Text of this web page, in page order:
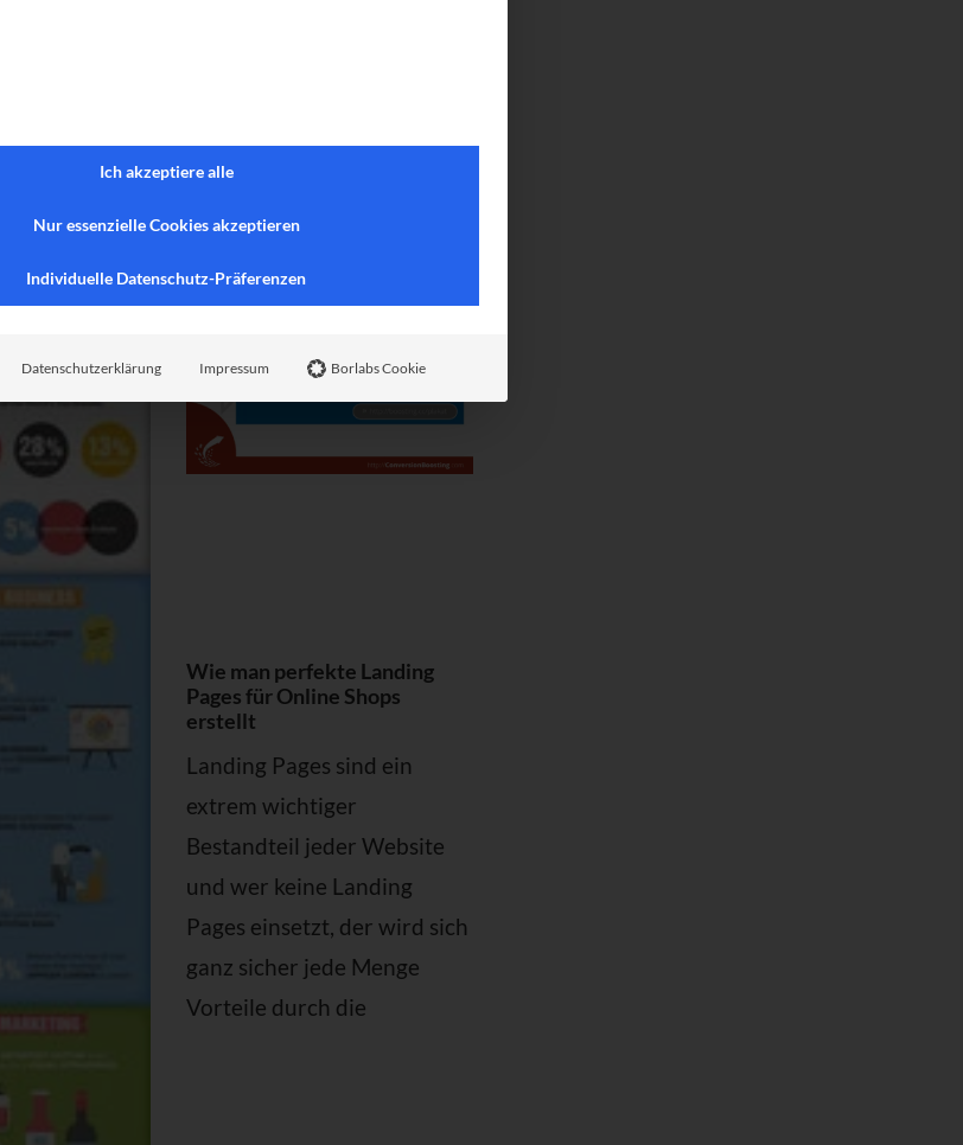
Wie man perfekte Landing
Pages für Online Shops
erstellt
Landing Pages sind ein
extrem wichtiger
Bestandteil jeder Website
und wer keine Landing
Pages einsetzt, der wird sich
ganz sicher jede Menge
Vorteile durch die
Ich akzeptiere alle
Nur essenzielle Cookies akzeptieren
Individuelle Datenschutz-Präferenzen
Datenschutzerklärung Impressum Borlabs Cookie